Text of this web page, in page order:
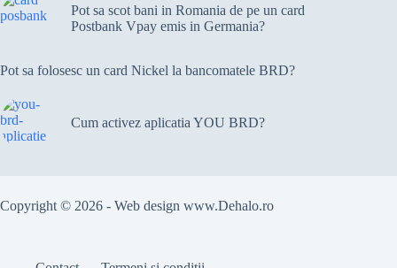
Pot sa scot bani in Romania de pe un card
Postbank Vpay emis in Germania?
Pot sa folosesc un card Nickel la bancomatele BRD?
Cum activez aplicatia YOU BRD?
Copyright © 2026 - Web design www.Dehalo.ro